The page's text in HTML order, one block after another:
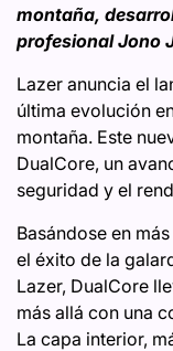
montaña,
profesional Jono
Lazer anuncia el
última evolución
montaña. Este
DualCore, un
seguridad y el
Basándose en
el éxito de la
Lazer, DualCore
más allá con una
La capa interior,